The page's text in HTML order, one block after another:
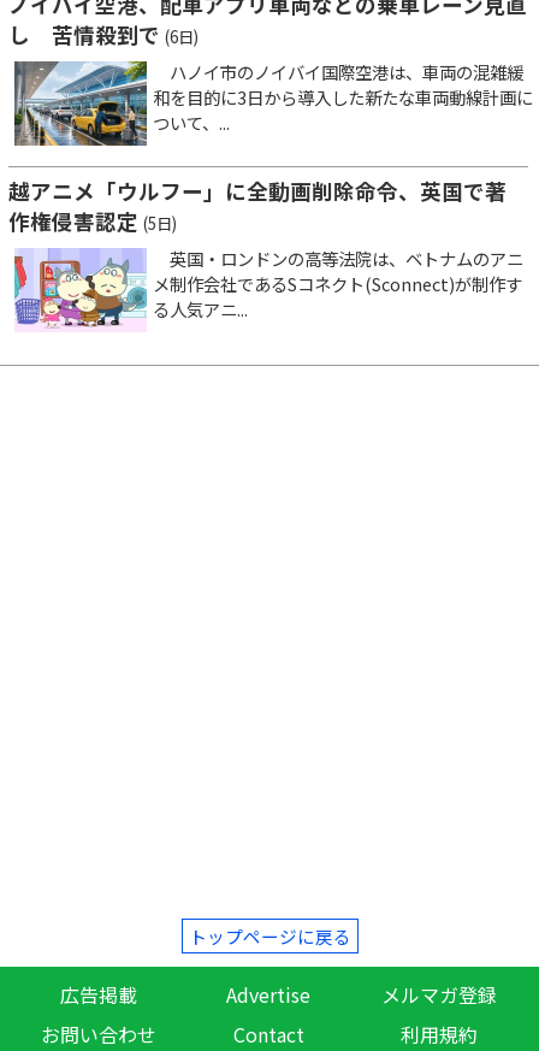
し 苦情殺到で (6日)
ハノイ市のノイバイ国際空港は、車両の混雑緩
和を目的に3日から導入した新たな車両動線計画に
ついて、...
越アニメ「ウルフー」に全動画削除命令、英国で著
作権侵害認定 (5日)
英国・ロンドンの高等法院は、ベトナムのアニ
メ制作会社であるSコネクト(Sconnect)が制作す
る人気アニ...
トップページに戻る
広告掲載 Advertise
メルマガ登録
お問い合わせ
Contact 利用規約